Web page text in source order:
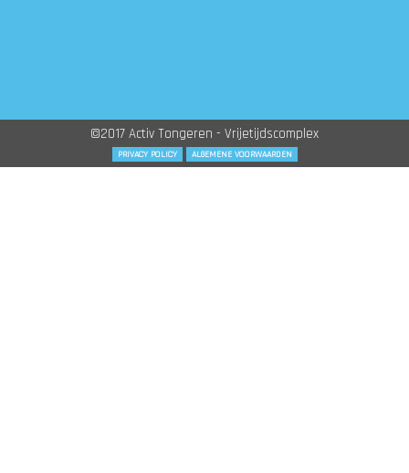
©2017 Activ Tongeren - Vrijetijdscomplex
PRIVACY POLICY ALGEMENE VOORWAARDEN